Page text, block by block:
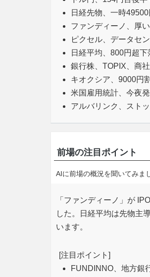
日経先物、一時
ファンディーノ、厚
ピクセル、データセ
日経平均、800円超
銀行株、TOPIX、商
キオクシア、9000円
米国雇用統計、今夜
アルバリンク、スト
前場の注目ポイント
AIに前場の概況を聞いてみま
「ファンディーノ」が
した。日経平均は先物主
います。
[注目ポイント]
FUNDINNO、地方銀